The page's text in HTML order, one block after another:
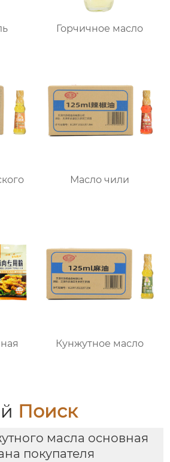
Горчичное масло
Масло чили
Кунжутное масло
Поиск
масла основная
покупателя